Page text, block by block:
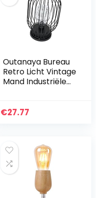
Outanaya Bureau
Retro Licht Vintage
Mand Industriële
Lamp Nachtkastje
€27.77